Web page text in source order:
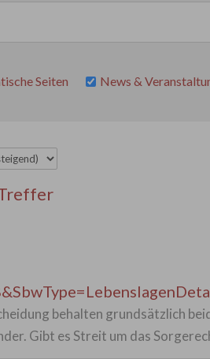
Seiten News &
behalten grundsätzlich
Gibt es Streit um das